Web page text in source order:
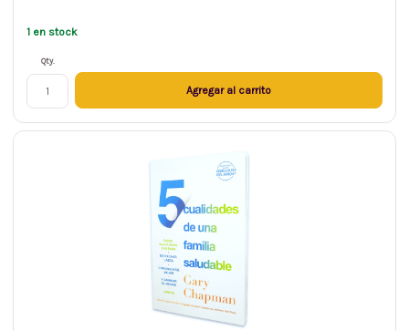
1 en stock
Qty.
Agregar al carrito